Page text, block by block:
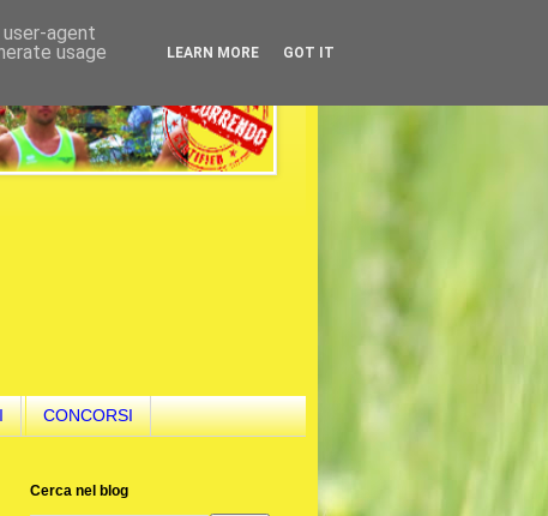
CONCORSI
Cerca nel blog
agent
usage
LEARN MORE GOT IT